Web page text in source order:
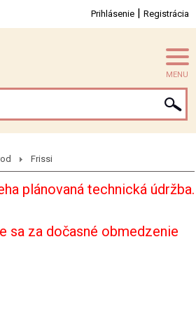
Prihlásenie | Registrácia
MENU
Frissi
plánovaná technická údržba.
sa za dočasné obmedzenie